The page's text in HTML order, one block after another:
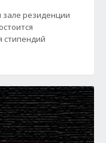
зале резиденции
стипендий